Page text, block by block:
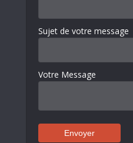
Sujet de votre message
Votre Message